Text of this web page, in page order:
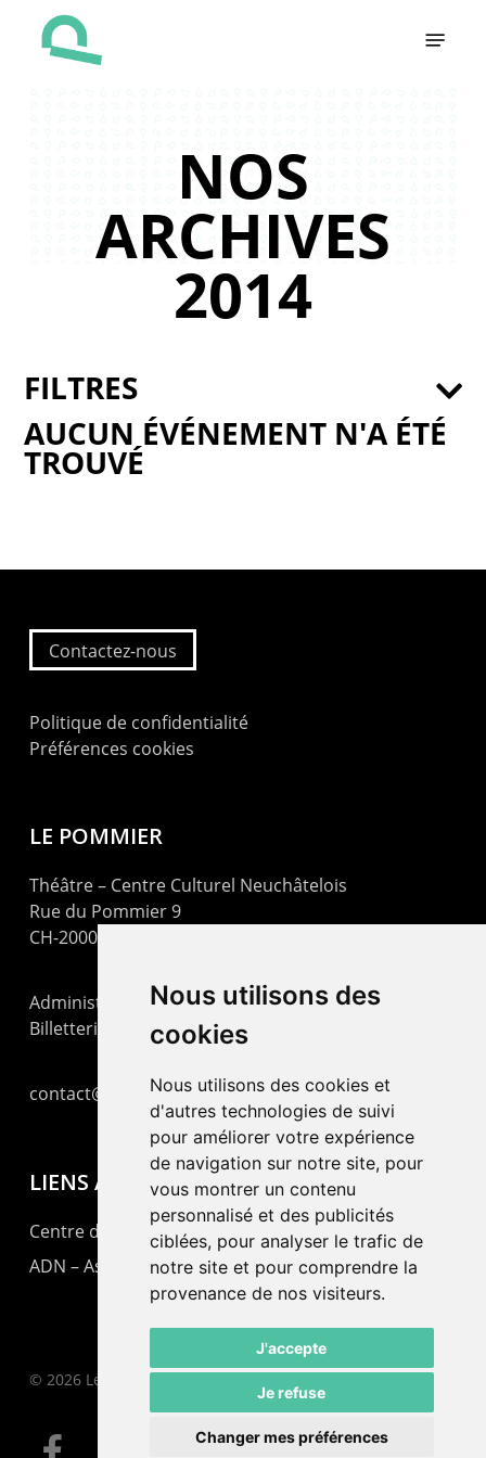
Nous utilisons des
cookies
Nous utilisons des cookies et
d'autres technologies de suivi
pour améliorer votre expérience
de navigation sur notre site, pour
vous montrer un contenu
personnalisé et des publicités
ciblées, pour analyser le trafic de
notre site et pour comprendre la
provenance de nos visiteurs.
J'accepte
Je refuse
Changer mes préférences
NOS
ARCHIVES
2014
AUCUN ÉVÉNEMENT N'A ÉTÉ
TROUVÉ
FILTRES
Contactez-nous
Politique de confidentialité
Préférences cookies
LE POMMIER
Théâtre – Centre Culturel Neuchâtelois
Rue du Pommier 9
CH-2000 Neuchâtel
Administration : +41 32 725 03 03
Billetterie : +41 32 725 05 05
contact@lepommier.ch
LIENS AMIS
Centre de culture ABC
ADN – Association Danse Neuchâtel
© 2026 Le Pommier.
facebook email